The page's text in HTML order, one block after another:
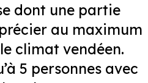
dont une partie
au maximum
climat vendéen.
5 personnes avec